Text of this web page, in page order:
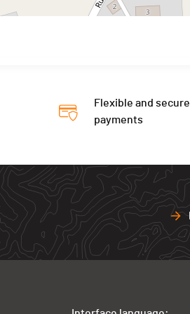
Flexible and secure
payments